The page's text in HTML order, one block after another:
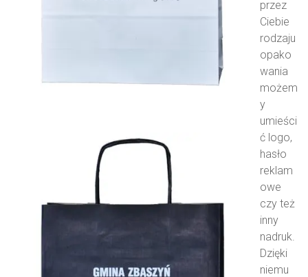
przez
Ciebie
rodzaju
opako
wania
możem
y
umieści
ć logo,
hasło
reklam
owe
czy też
inny
nadruk.
Dzięki
niemu